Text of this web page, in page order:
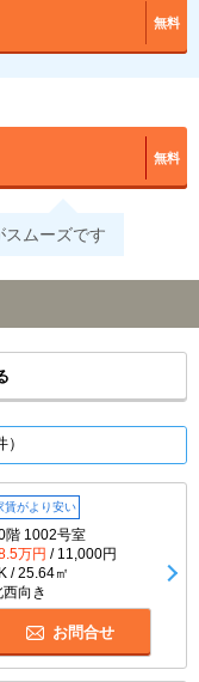
無料
無料
スムーズです
賃がより安い
階 1002号室
万円 / 11,000円
/ 25.64㎡
西向き
お問合せ